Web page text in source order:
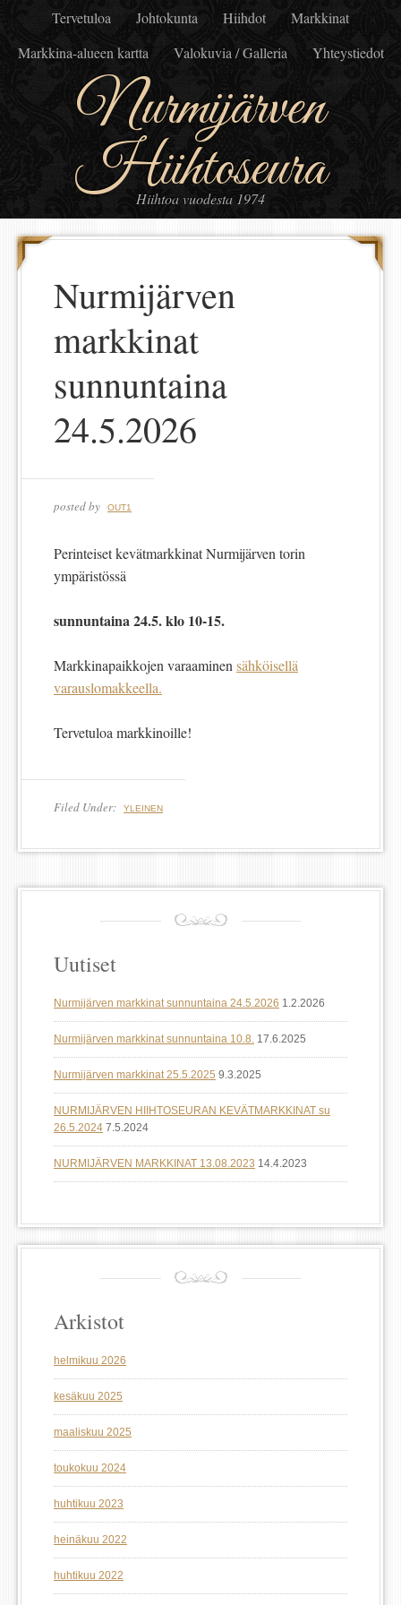
Tervetuloa Johtokunta Hiihdot
Markkinat
Markkina-alueen kartta
Valokuvia / Galleria Yhteystiedot
Nurmijärven
Hiihtoseura
Hiihtoa vuodesta 1974
Nurmijärven
markkinat
sunnuntaina
24.5.2026
posted by OUT1
Perinteiset kevätmarkkinat Nurmijärven torin
ympäristössä
sunnuntaina 24.5. klo 10-15.
Markkinapaikkojen varaaminen sähköisellä
varauslomakkeella.
Tervetuloa markkinoille!
Filed Under: YLEINEN
Uutiset
Nurmijärven markkinat sunnuntaina 24.5.2026 1.2.2026
Nurmijärven markkinat sunnuntaina 10.8. 17.6.2025
Nurmijärven markkinat 25.5.2025 9.3.2025
NURMIJÄRVEN HIIHTOSEURAN KEVÄTMARKKINAT su
26.5.2024 7.5.2024
NURMIJÄRVEN MARKKINAT 13.08.2023 14.4.2023
Arkistot
helmikuu 2026
kesäkuu 2025
maaliskuu 2025
toukokuu 2024
huhtikuu 2023
heinäkuu 2022
huhtikuu 2022